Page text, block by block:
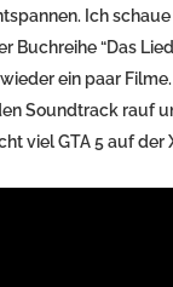
Ich
Buchreihe “Das
ein paar
Soundtrack rauf
viel GTA 5 auf der